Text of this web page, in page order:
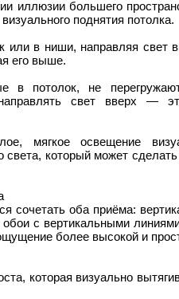
иллюзии большего
поднятия потолка.
или в ниши, направляя свет
его выше.
в потолок, не
свет вверх —
мягкое освещение
света, который может
сочетать оба приёма:
с вертикальными
более высокой и
которая визуально